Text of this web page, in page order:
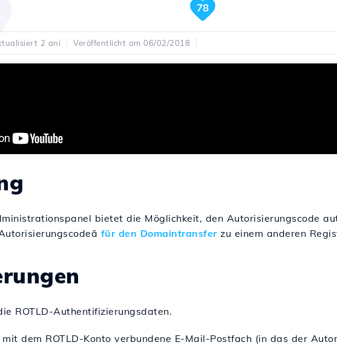
78
2 ani Veröffentlicht am 06/02/2018
bietet die Möglichkeit, den Autorisierungscode
ă für den Domaintransferzu einem anderen
ROTLD-Authentifizierungsdaten.
dem ROTLD-Konto verbundene E-Mail-Postfach (in das der